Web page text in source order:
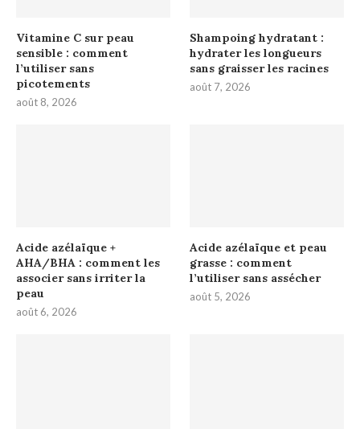
Vitamine C sur peau
sensible : comment
l’utiliser sans
picotements
août 8, 2026
Shampoing hydratant :
hydrater les longueurs
sans graisser les racines
août 7, 2026
Acide azélaïque +
AHA/BHA : comment les
associer sans irriter la
peau
août 6, 2026
Acide azélaïque et peau
grasse : comment
l’utiliser sans assécher
août 5, 2026